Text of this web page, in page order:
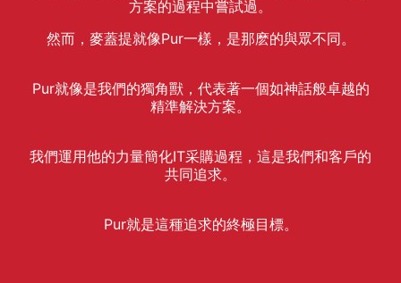
方案的過程中嘗試過。
然而，麥蓋提就像Pur一樣，是那麽的與眾不同。
Pur就像是我們的獨角獸，代表著一個如神話般卓越的
精準解決方案。
我們運用他的力量簡化IT采購過程，這是我們和客戶的
共同追求。
Pur就是這種追求的終極目標。